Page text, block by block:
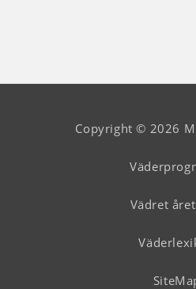
Copyright © 2026
Vädret